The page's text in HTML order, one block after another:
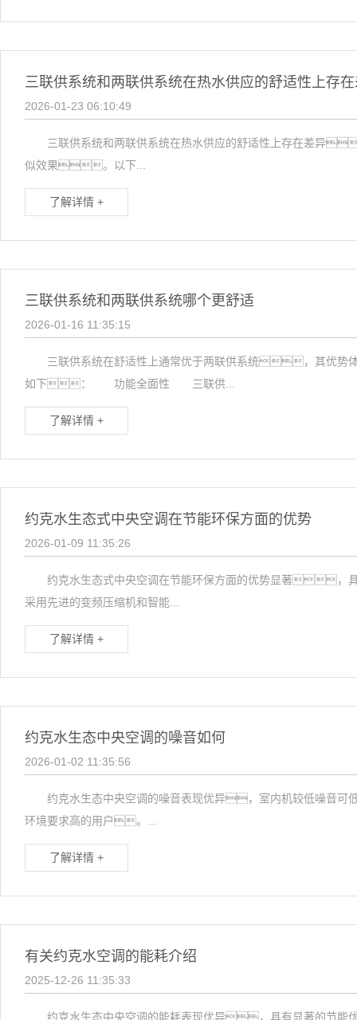
三联供系统和两联供系统在热水供应的舒适性上存
2026-01-23 06:10:49
三联供系统和两联供系统在热水供应的舒适性上存在差异
似效果。以下...
了解详情 +
三联供系统和两联供系统哪个更舒适
2026-01-16 11:35:15
三联供系统在舒适性上通常优于两联供系统，其优势
如下： 功能全面性 三联供...
了解详情 +
约克水生态式中央空调在节能环保方面的优势
2026-01-09 11:35:26
约克水生态式中央空调在节能环保方面的优势显著
采用先进的变频压缩机和智能...
了解详情 +
约克水生态中央空调的噪音如何
2026-01-02 11:35:56
约克水生态中央空调的噪音表现优异，室内机较低噪音
环境要求高的用户。...
了解详情 +
有关约克水空调的能耗介绍
2025-12-26 11:35:33
约克水生态中央空调的能耗表现优异，具有显著的